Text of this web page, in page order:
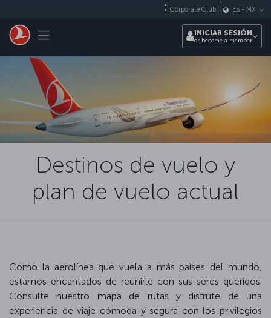
Toggle navigation
Corporate Club ES - MX
INICIAR SESIÓN
or become a member
Destinos de vuelo y
plan de vuelo actual
Como la aerolínea que vuela a más países del mundo,
estamos encantados de reunirle con sus seres queridos.
Consulte nuestro mapa de rutas y disfrute de una
experiencia de viaje cómoda y segura con los privilegios